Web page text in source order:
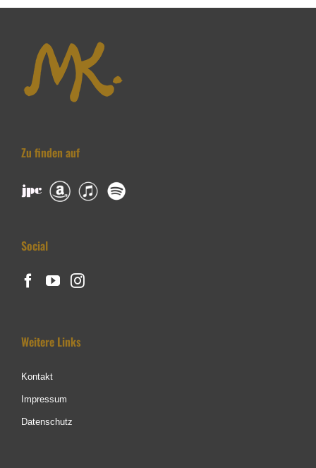
Zu finden auf
Social
Weitere Links
Kontakt
Impressum
Datenschutz